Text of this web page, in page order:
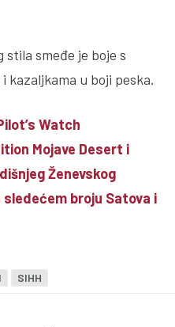
smeđe je boje s
kazaljkama u boji peska.
Watch
Mojave Desert i
Ženevskog
sledećem broju Satova i
SIHH